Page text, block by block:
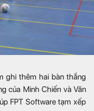
ghi thêm hai bàn thắng
của Minh Chiến và Văn
FPT Software tạm xếp